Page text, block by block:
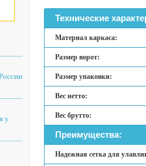
у
Технические
Материал каркаса:
Размер ворот:
Размер упаковки:
Вес нетто:
Вес брутто:
Преимущества:
Надежная сетка для